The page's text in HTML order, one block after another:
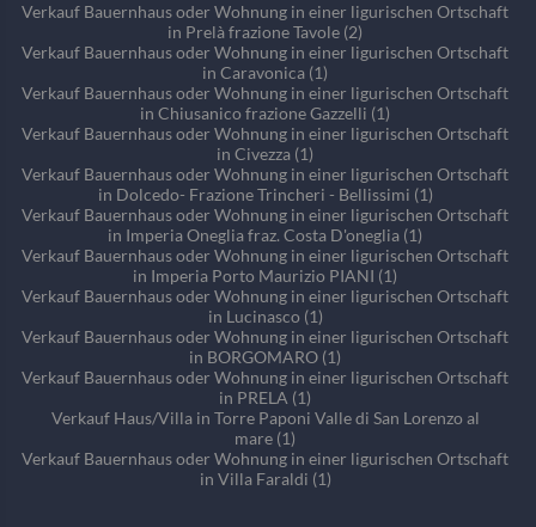
Verkauf Bauernhaus oder Wohnung in einer ligurischen Ortschaft
in Prelà frazione Tavole (2)
Verkauf Bauernhaus oder Wohnung in einer ligurischen Ortschaft
in Caravonica (1)
Verkauf Bauernhaus oder Wohnung in einer ligurischen Ortschaft
in Chiusanico frazione Gazzelli (1)
Verkauf Bauernhaus oder Wohnung in einer ligurischen Ortschaft
in Civezza (1)
Verkauf Bauernhaus oder Wohnung in einer ligurischen Ortschaft
in Dolcedo- Frazione Trincheri - Bellissimi (1)
Verkauf Bauernhaus oder Wohnung in einer ligurischen Ortschaft
in Imperia Oneglia fraz. Costa D'oneglia (1)
Verkauf Bauernhaus oder Wohnung in einer ligurischen Ortschaft
in Imperia Porto Maurizio PIANI (1)
Verkauf Bauernhaus oder Wohnung in einer ligurischen Ortschaft
in Lucinasco (1)
Verkauf Bauernhaus oder Wohnung in einer ligurischen Ortschaft
in BORGOMARO (1)
Verkauf Bauernhaus oder Wohnung in einer ligurischen Ortschaft
in PRELA (1)
Verkauf Haus/Villa in Torre Paponi Valle di San Lorenzo al
mare (1)
Verkauf Bauernhaus oder Wohnung in einer ligurischen Ortschaft
in Villa Faraldi (1)